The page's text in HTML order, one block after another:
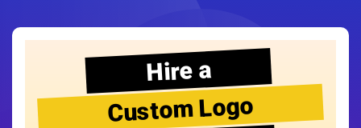
Hire a
Custom Logo